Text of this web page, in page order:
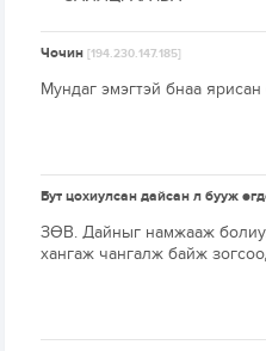
Чочин[194.230.147.185]
Мундаг эмэгтэй бнаа
Бут цохиулсан дайсан л бууж
ЗӨВ. Дайныг намжааж
хангаж чангалж байж